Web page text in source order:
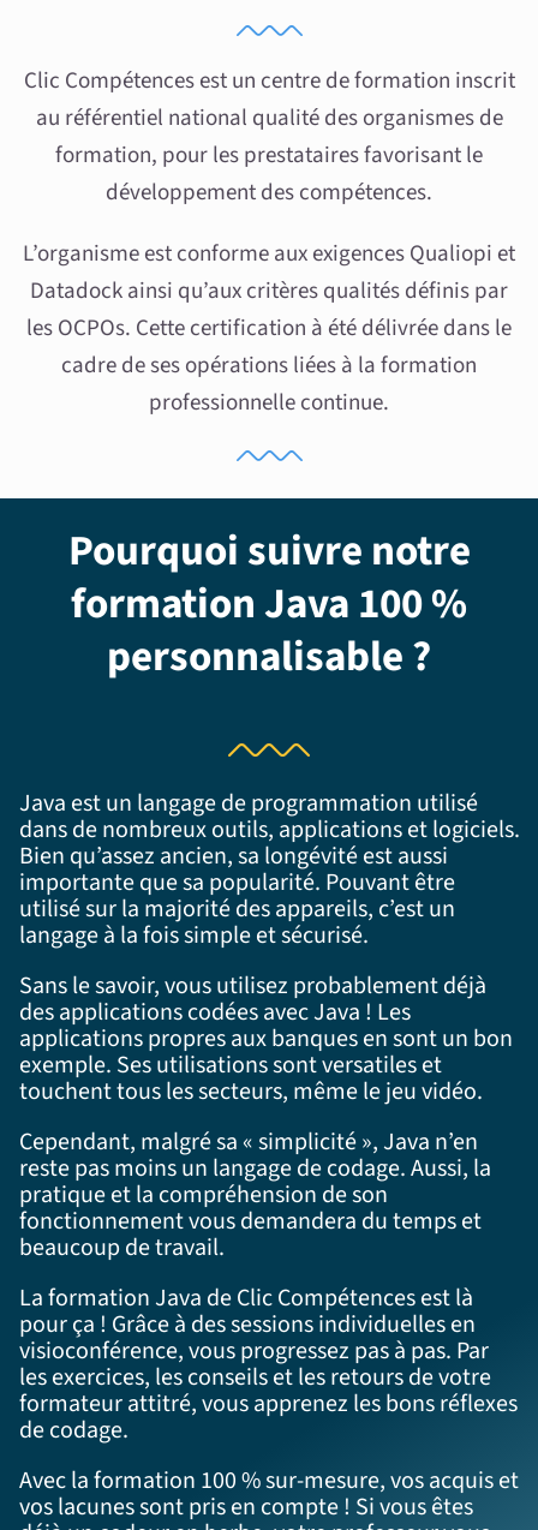
Clic Compétences est un centre de formation inscrit
au référentiel national qualité des organismes de
formation, pour les prestataires favorisant le
développement des compétences.
L’organisme est conforme aux exigences Qualiopi et
Datadock ainsi qu’aux critères qualités définis par
les OCPOs. Cette certification à été délivrée dans le
cadre de ses opérations liées à la formation
professionnelle continue.
Pourquoi suivre notre
formation Java 100 %
personnalisable ?
Java est un langage de programmation utilisé
dans de nombreux outils, applications et logiciels.
Bien qu’assez ancien, sa longévité est aussi
importante que sa popularité. Pouvant être
utilisé sur la majorité des appareils, c’est un
langage à la fois simple et sécurisé.
Sans le savoir, vous utilisez probablement déjà
des applications codées avec Java ! Les
applications propres aux banques en sont un bon
exemple. Ses utilisations sont versatiles et
touchent tous les secteurs, même le jeu vidéo.
Cependant, malgré sa « simplicité », Java n’en
reste pas moins un langage de codage. Aussi, la
pratique et la compréhension de son
fonctionnement vous demandera du temps et
beaucoup de travail.
La formation Java de Clic Compétences est là
pour ça ! Grâce à des sessions individuelles en
visioconférence, vous progressez pas à pas. Par
les exercices, les conseils et les retours de votre
formateur attitré, vous apprenez les bons réflexes
de codage.
Avec la formation 100 % sur-mesure, vos acquis et
vos lacunes sont pris en compte ! Si vous êtes